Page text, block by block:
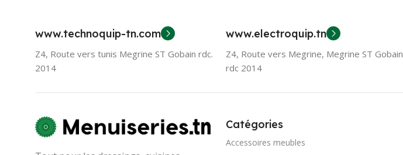
www.technoquip-tn.com
Z4, Route vers tunis Megrine ST Gobain rdc.
2014
www.electroquip.tn
Z4, Route vers Megrine, Megrine ST Gobain
rdc 2014
Catégories
Accessoires meubles